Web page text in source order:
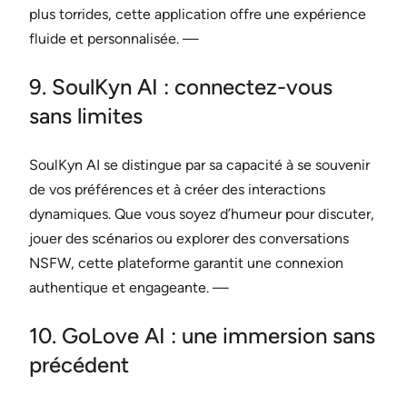
plus torrides, cette application offre une expérience
fluide et personnalisée. —
9. SoulKyn AI : connectez-vous
sans limites
SoulKyn AI se distingue par sa capacité à se souvenir
de vos préférences et à créer des interactions
dynamiques. Que vous soyez d’humeur pour discuter,
jouer des scénarios ou explorer des conversations
NSFW, cette plateforme garantit une connexion
authentique et engageante. —
10. GoLove AI : une immersion sans
précédent